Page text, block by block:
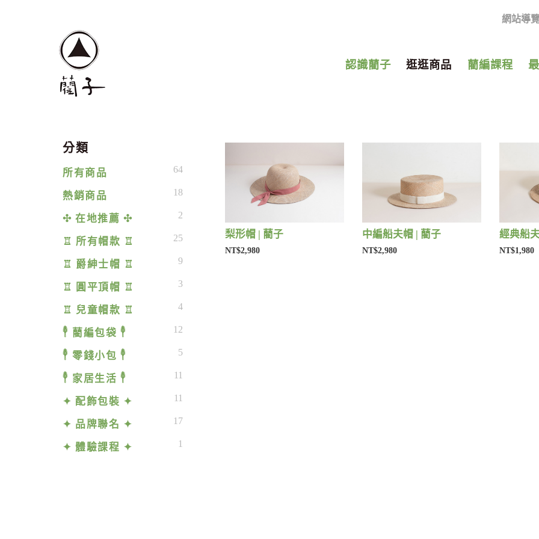
網站導
認識藺子 逛逛商品 藺編課程
分類
所有商品 64
熱銷商品 18
✣ 在地推薦 ✣ 2
♖ 所有帽款 ♖ 25
♖ 爵紳士帽 ♖ 9
♖ 圓平頂帽 ♖ 3
♖ 兒童帽款 ♖ 4
𓇣 藺編包袋 𓇣 12
𓇣 零錢小包 𓇣 5
𓇣 家居生活 𓇣 11
✦ 配飾包裝 ✦ 11
✦ 品牌聯名 ✦ 17
✦ 體驗課程 ✦ 1
梨形帽 | 藺子
NT$2,980
中編船夫帽 | 藺子
NT$2,980
經典船
NT$1,980